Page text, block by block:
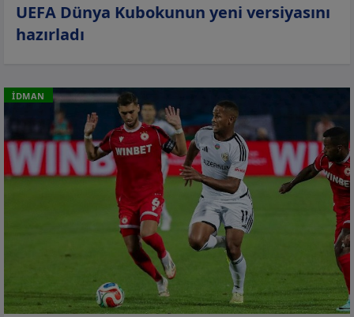
UEFA Dünya Kubokunun yeni versiyasını
hazırladı
İDMAN